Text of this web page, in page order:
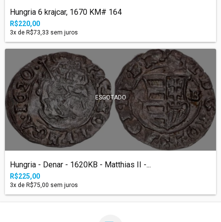
Hungria 6 krajcar, 1670 KM# 164
R$220,00
3x de R$73,33 sem juros
ESGOTADO
Hungria - Denar - 1620KB - Matthias II -...
R$225,00
3x de R$75,00 sem juros